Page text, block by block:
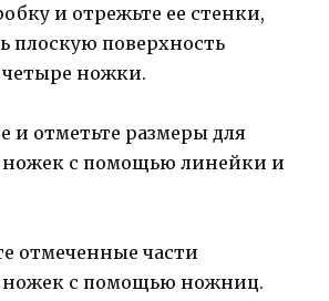
и отрежьте ее стенки,
плоскую поверхность
ножки.
и отметьте размеры для
с помощью линейки и
отмеченные части
с помощью ножниц.